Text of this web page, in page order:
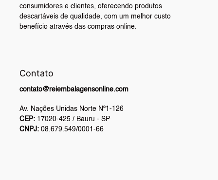
consumidores e clientes, oferecendo produtos
descartáveis de qualidade, com um melhor custo
benefício através das compras online.
Contato
contato@reiembalagensonline.com
Av. Nações Unidas Norte Nº1-126
CEP: 17020-425 / Bauru - SP
CNPJ: 08.679.549/0001-66